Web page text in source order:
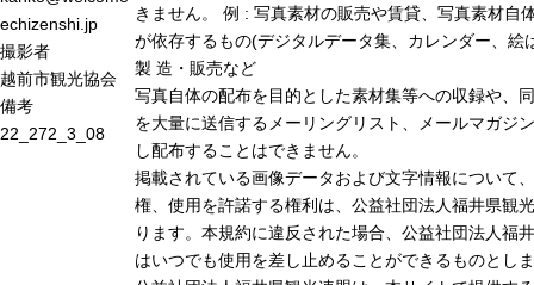
echizenshi.jp
撮影者
越前市観光協会
備考
22_272_3_08
きません。 例 : 写真素材の販売や賃貸、写真素材自
が依存するもの(デジタルデータ集、カレンダー、絵
製 造・販売など
写真自体の配布を目的とした素材集等への収録や、
を大量に送信するメーリングリスト、メールマガジ
し配布することはできません。
掲載されている画像データおよび文字情報について
権、使用を許諾する権利は、公益社団法人福井県観
ります。本規約に違反された場合、公益社団法人福
はいつでも使用を差し止めることができるものとし